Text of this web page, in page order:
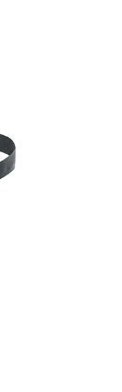
フショアブル
ップストップ
場合はメール
ステム」を採用